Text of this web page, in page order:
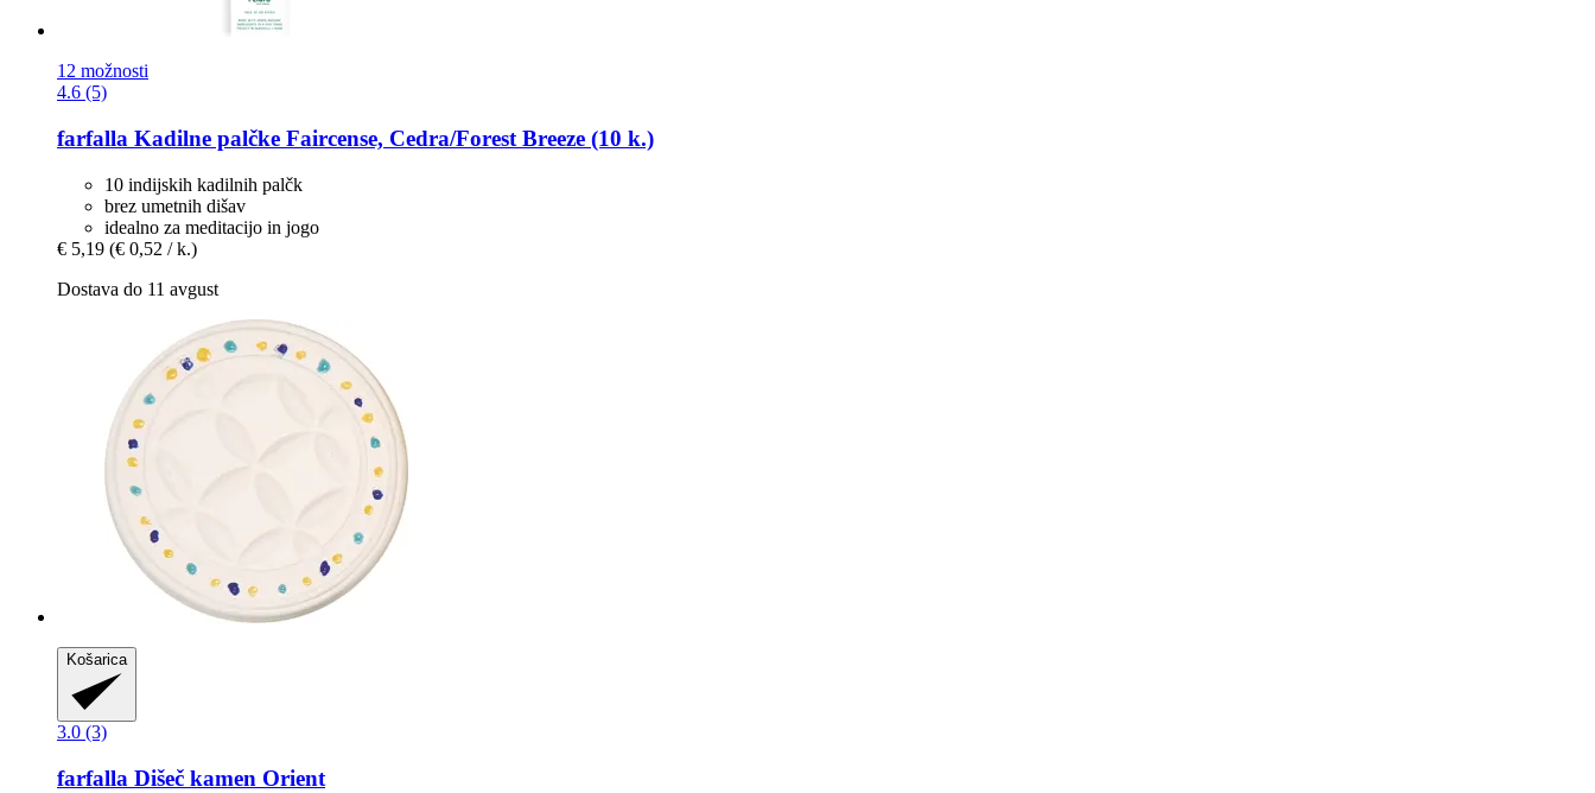
12 možnosti
4.6 (5)
farfalla Kadilne palčke Faircense, Cedra/Forest Breeze (10 k.)
10 indijskih kadilnih palčk
brez umetnih dišav
idealno za meditacijo in jogo
€ 5,19 (€ 0,52 / k.)
Dostava do 11 avgust
Košarica
3.0 (3)
farfalla Dišeč kamen Orient